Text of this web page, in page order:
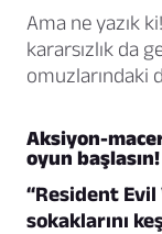
Ama ne yazık
kararsızlık da
omuzlarındaki
Aksiyon-
oyun başlasın!
“Resident
sokaklarını